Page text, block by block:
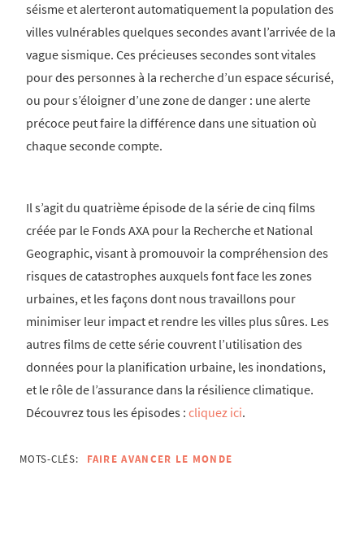
séisme et alerteront automatiquement la population des
villes vulnérables quelques secondes avant l’arrivée de la
vague sismique. Ces précieuses secondes sont vitales
pour des personnes à la recherche d’un espace sécurisé,
ou pour s’éloigner d’une zone de danger : une alerte
précoce peut faire la différence dans une situation où
chaque seconde compte.
Il s’agit du quatrième épisode de la série de cinq films
créée par le Fonds AXA pour la Recherche et National
Geographic, visant à promouvoir la compréhension des
risques de catastrophes auxquels font face les zones
urbaines, et les façons dont nous travaillons pour
minimiser leur impact et rendre les villes plus sûres. Les
autres films de cette série couvrent l’utilisation des
données pour la planification urbaine, les inondations,
et le rôle de l’assurance dans la résilience climatique.
Découvrez tous les épisodes : cliquez ici.
MOTS-CLÉS: FAIRE AVANCER LE MONDE